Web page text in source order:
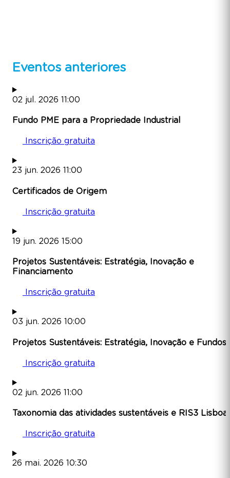
Eventos anteriores
02 jul. 2026 11:00
Fundo PME para a Propriedade Industrial
Inscrição gratuita
23 jun. 2026 11:00
Certificados de Origem
Inscrição gratuita
19 jun. 2026 15:00
Projetos Sustentáveis: Estratégia, Inovação e
Financiamento
Inscrição gratuita
03 jun. 2026 10:00
Projetos Sustentáveis: Estratégia, Inovação e Fundos
Inscrição gratuita
02 jun. 2026 11:00
Taxonomia das atividades sustentáveis e RIS3 Lisboa
Inscrição gratuita
26 mai. 2026 10:30